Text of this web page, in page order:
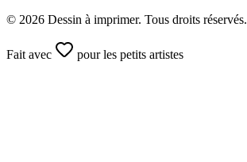
© 2026 Dessin à imprimer. Tous droits réservés.
Fait avec pour les petits artistes